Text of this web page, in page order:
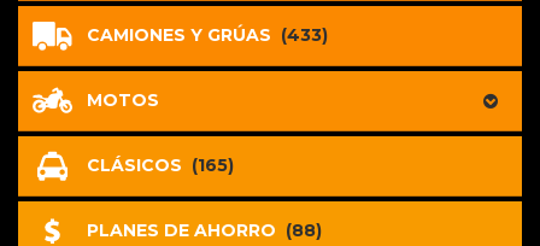
CAMIONES Y GRÚAS (433)
MOTOS
CLÁSICOS (165)
PLANES DE AHORRO (88)